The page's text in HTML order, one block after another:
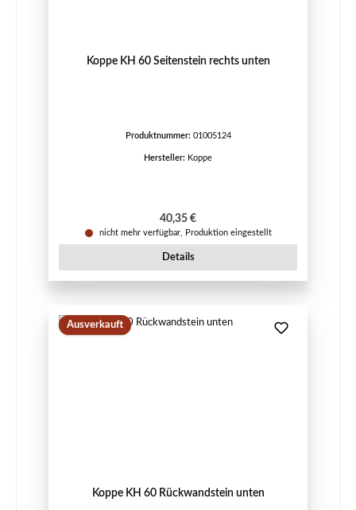
Koppe KH 60 Seitenstein rechts unten
Produktnummer: 01005124
Hersteller: Koppe
Regulärer Preis:
40,35 €
nicht mehr verfügbar, Produktion eingestellt
Details
Ausverkauft
Koppe KH 60 Rückwandstein unten